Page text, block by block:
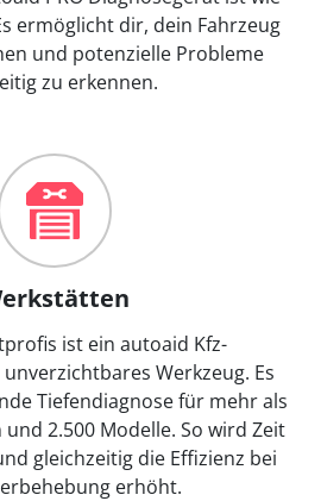
ermöglicht dir, dein Fahrzeug
und potenzielle Probleme
zu erkennen.
ist ein autoaid Kfz-
Werkzeug. Es
Tiefendiagnose für mehr als
2.500 Modelle. So wird Zeit
gleichzeitig die Effizienz bei
erhöht.